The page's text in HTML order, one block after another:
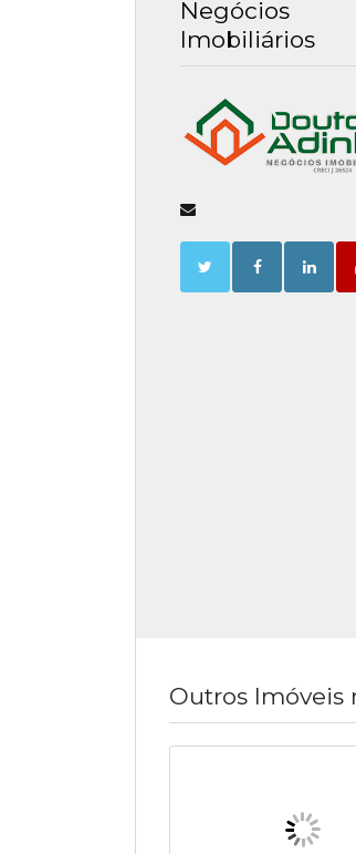
Negócios
Imobiliários
Outros Imóveis